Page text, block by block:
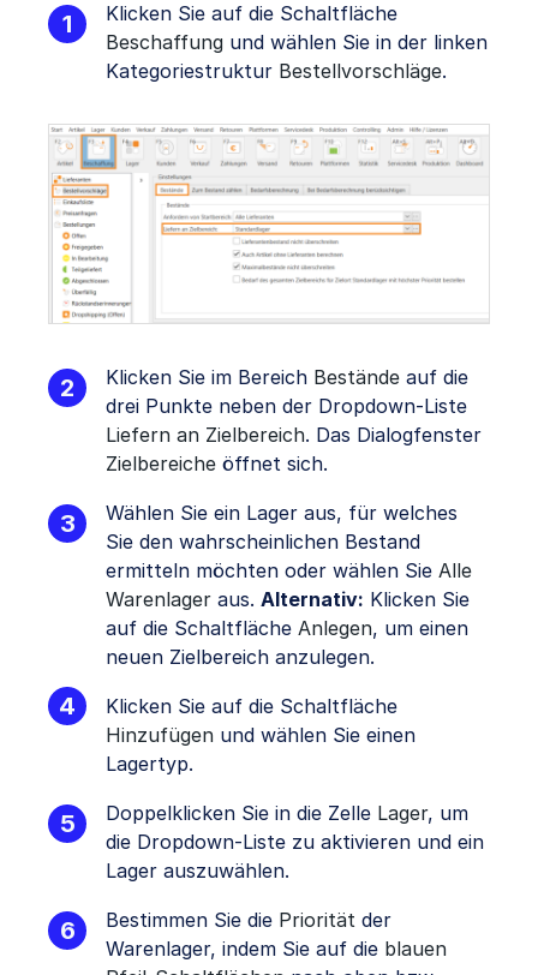
Klicken Sie auf die Schaltfläche
Beschaffung und wählen Sie in der linken
Kategoriestruktur Bestellvorschläge.
Klicken Sie im Bereich Bestände auf die
drei Punkte neben der Dropdown-Liste
Liefern an Zielbereich. Das Dialogfenster
Zielbereiche öffnet sich.
Wählen Sie ein Lager aus, für welches
Sie den wahrscheinlichen Bestand
ermitteln möchten oder wählen Sie Alle
Warenlager aus. Alternativ: Klicken Sie
auf die Schaltfläche Anlegen, um einen
neuen Zielbereich anzulegen.
Klicken Sie auf die Schaltfläche
Hinzufügen und wählen Sie einen
Lagertyp.
Doppelklicken Sie in die Zelle Lager, um
die Dropdown-Liste zu aktivieren und ein
Lager auszuwählen.
Bestimmen Sie die Priorität der
Warenlager, indem Sie auf die blauen